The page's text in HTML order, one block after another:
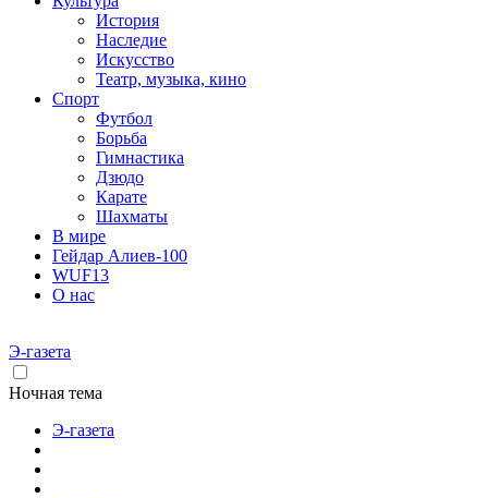
История
Наследие
Искусство
Театр, музыка, кино
Спорт
Футбол
Борьба
Гимнастика
Дзюдо
Карате
Шахматы
В мире
Гейдар Алиев-100
WUF13
О нас
Э-газета
Ночная тема
Э-газета